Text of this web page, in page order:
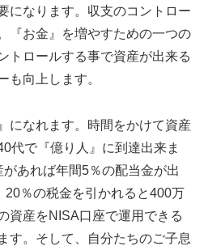
になります。収支のコントロー
『お金』を増やすための一つの
トロールする事で資産が出来る
も向上します。
になれます。時間をかけて資産
代で『億り人』に到達出来ま
あれば年間5％の配当金が出
20％の税金を引かれると400万
資産をNISA口座で運用できる
す。そして、自分たちのご子息